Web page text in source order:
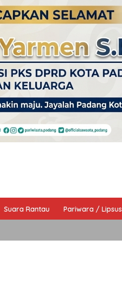
Suara Rantau Pariwara / Lipsus